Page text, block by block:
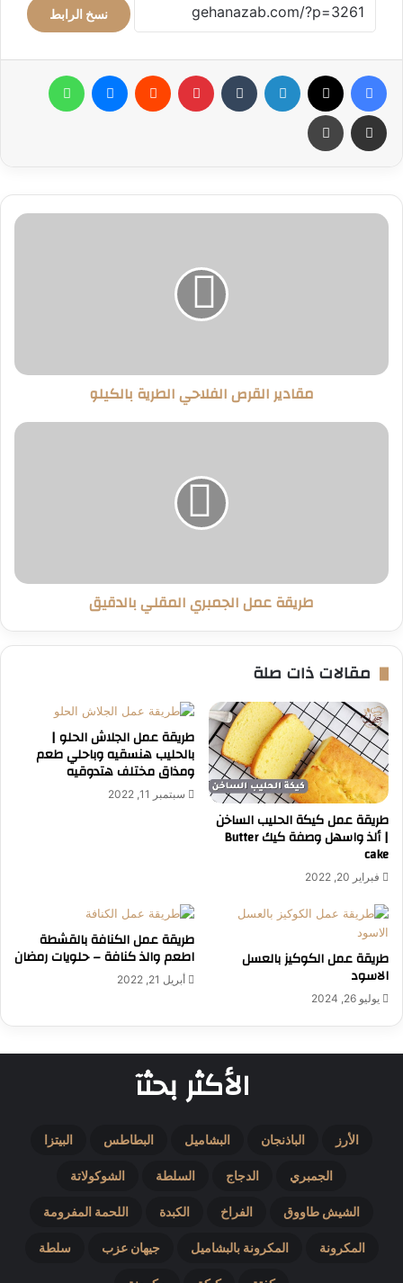
نسخ الرابط
فيسبوك لينكدإن بينتيريست ماسنجر
مشاركة عبر البريد طباعة
مقادير
مقادير القرص الفلاحي الطرية بالكيلو
طريقة
طريقة عمل الجمبري المقلي بالدقيق
مقالات ذات صلة
طريقة عمل كيكة الحليب الساخن
| ألذ واسهل وصفة كيك Butter
cake
فبراير 20, 2022
طريقة عمل الجلاش الحلو |
بالحليب هنسقيه وباحلي طعم
ومذاق مختلف هتدوقيه
سبتمبر 11, 2022
طريقة عمل الكوكيز بالعسل
الاسود
يوليو 26, 2024
طريقة عمل الكنافة بالقشطة
اطعم والذ كنافة – حلويات رمضان
أبريل 21, 2022
الأكثر بحثآ
الأرز الباذنجان البشاميل البطاطس البيتزا
الجمبري الدجاج السلطة الشوكولاتة
الشيش طاووق الفراخ الكبدة اللحمة المفرومة
المكرونة المكرونة بالبشاميل جيهان عزب سلطة